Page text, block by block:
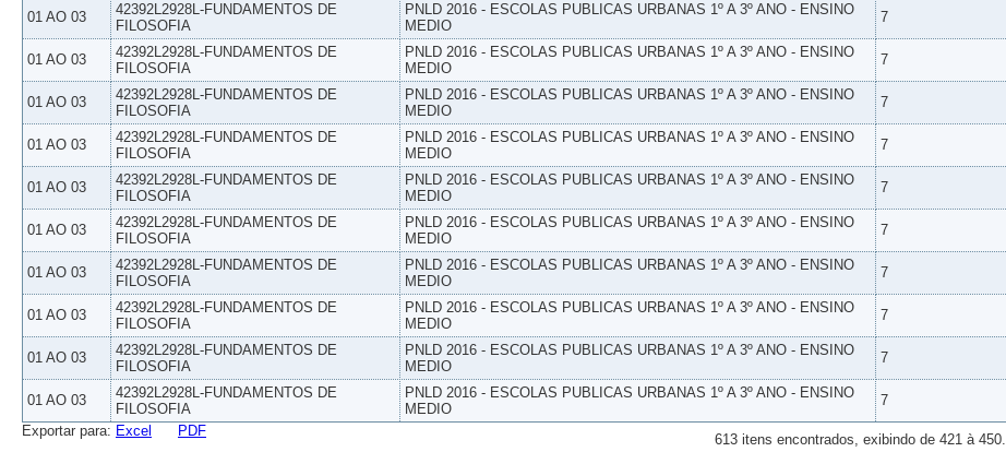
01 AO 03
42392L2928L-FUNDAMENTOS DE
FILOSOFIA
PNLD 2016 - ESCOLAS PUBLICAS URBANAS 1º A 3º ANO - ENSINO
MEDIO
7
01 AO 03
42392L2928L-FUNDAMENTOS DE
FILOSOFIA
PNLD 2016 - ESCOLAS PUBLICAS URBANAS 1º A 3º ANO - ENSINO
MEDIO
7
01 AO 03
42392L2928L-FUNDAMENTOS DE
FILOSOFIA
PNLD 2016 - ESCOLAS PUBLICAS URBANAS 1º A 3º ANO - ENSINO
MEDIO
7
01 AO 03
42392L2928L-FUNDAMENTOS DE
FILOSOFIA
PNLD 2016 - ESCOLAS PUBLICAS URBANAS 1º A 3º ANO - ENSINO
MEDIO
7
01 AO 03
42392L2928L-FUNDAMENTOS DE
FILOSOFIA
PNLD 2016 - ESCOLAS PUBLICAS URBANAS 1º A 3º ANO - ENSINO
MEDIO
7
01 AO 03
42392L2928L-FUNDAMENTOS DE
FILOSOFIA
PNLD 2016 - ESCOLAS PUBLICAS URBANAS 1º A 3º ANO - ENSINO
MEDIO
7
01 AO 03
42392L2928L-FUNDAMENTOS DE
FILOSOFIA
PNLD 2016 - ESCOLAS PUBLICAS URBANAS 1º A 3º ANO - ENSINO
MEDIO
7
01 AO 03
42392L2928L-FUNDAMENTOS DE
FILOSOFIA
PNLD 2016 - ESCOLAS PUBLICAS URBANAS 1º A 3º ANO - ENSINO
MEDIO
7
01 AO 03
42392L2928L-FUNDAMENTOS DE
FILOSOFIA
PNLD 2016 - ESCOLAS PUBLICAS URBANAS 1º A 3º ANO - ENSINO
MEDIO
7
01 AO 03
42392L2928L-FUNDAMENTOS DE
FILOSOFIA
PNLD 2016 - ESCOLAS PUBLICAS URBANAS 1º A 3º ANO - ENSINO
MEDIO
7
613 itens encontrados, exibindo de 421 à 450.
Exportar para: Excel PDF